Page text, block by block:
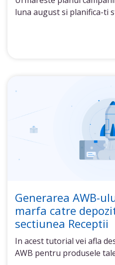
luna august si planifica-ti
Generarea AWB-
marfa catre
sectiunea Receptii
In acest tutorial vei afla
AWB pentru produsele